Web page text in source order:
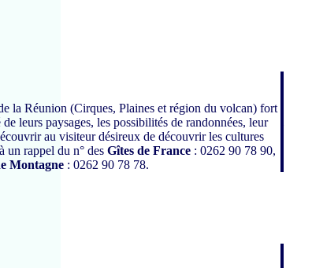
la Réunion (Cirques, Plaines et région du volcan) fort
leurs paysages, les possibilités de randonnées, leur
au visiteur désireux de découvrir les cultures
un rappel du n° des Gîtes de France : 0262 90 78 90,
Montagne : 0262 90 78 78.